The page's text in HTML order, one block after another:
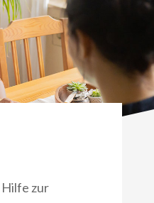
Hilfe zur